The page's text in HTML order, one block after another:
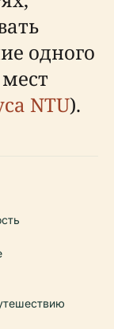
одного
NTU).